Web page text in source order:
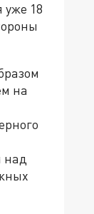
уже 18
на
над